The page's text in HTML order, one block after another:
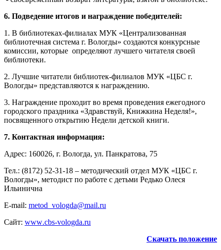
6. Подведение итогов и награждение победителей:
1. В библиотеках-филиалах МУК «Централизованная
библиотечная система г. Вологды» создаются конкурсные
комиссии, которые определяют лучшего читателя своей
библиотеки.
2. Лучшие читатели библиотек-филиалов МУК «ЦБС г.
Вологды» представляются к награждению.
3. Награждение проходит во время проведения ежегодного
городского праздника «Здравствуй, Книжкина Неделя!»,
посвященного открытию Недели детской книги.
7. Контактная информация:
Адрес: 160026, г. Вологда, ул. Панкратова, 75
Тел.: (8172) 52-31-18 – методический отдел МУК «ЦБС г.
Вологды», методист по работе с детьми Редько Олеся
Ильинична
E-mail: metod_vologda@mail.ru
Сайт: www.cbs-vologda.ru
Скачать положение